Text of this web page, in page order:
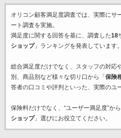
オリコン顧客満足度調査では、実際にサ
ート調査を実施。
満足度に関する回答を基に、調査した18
ショップ」ランキングを発表しています。
総合満足度だけでなく、スタッフの対応
別、商品別など様々な切り口から「保険
答者の口コミや評判といった、実際のユ
保険料だけでなく、“ユーザー満足度”か
ショップ」選びにお役立てください。